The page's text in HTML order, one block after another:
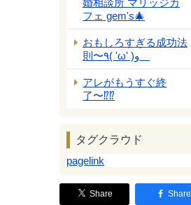
婚相談所 マリッジカ
フェ gem's🎄
おもしろすぎる成功法
アレがもうすぐ終
了〜⁉️⁉️
タグクラウド
pagelink
Share Share